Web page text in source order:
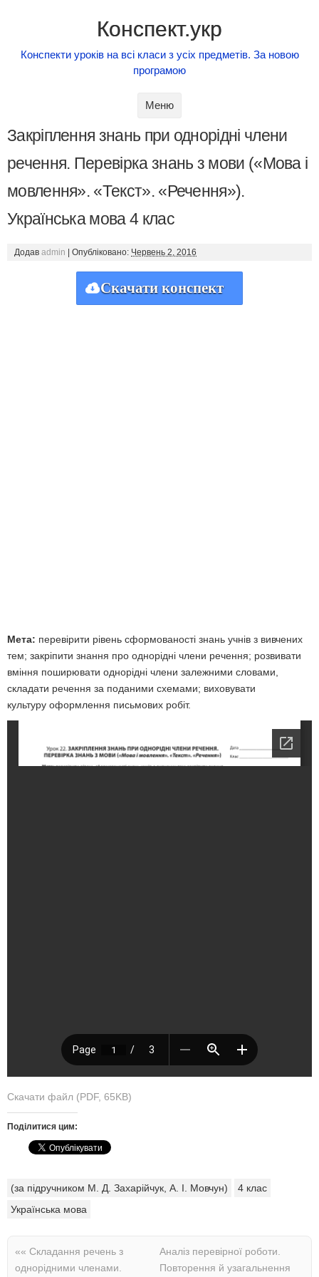
Конспект.укр
Конспекти уроків на всі класи з усіх предметів. За новою
програмою
Меню
Закріплення знань при однорідні члени
речення. Перевірка знань з мови («Мова і
мовлення». «Текст». «Речення»).
Українська мова 4 клас
Додав admin Опубліковано: Червень 2, 2016
Скачати конспект
Мета: перевірити рівень сформованості знань учнів з вивчених
тем; закріпити знання про однорідні члени речення; розвивати
вміння поширювати однорідні члени залежними словами,
складати речення за поданими схемами; виховувати
культуру оформлення письмових робіт.
Скачати файл (PDF, 65KB)
Поділитися цим:
(за підручником М. Д. Захарійчук, А. І. Мовчун)
4 клас
Українська мова
«« Складання речень з
однорідними членами.
Аналіз перевірної роботи.
Повторення й узагальнення